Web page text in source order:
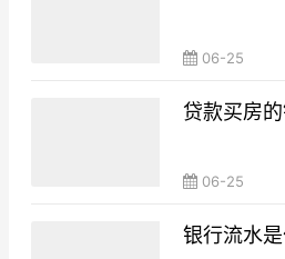
06-25
贷款买房
06-25
银行流水